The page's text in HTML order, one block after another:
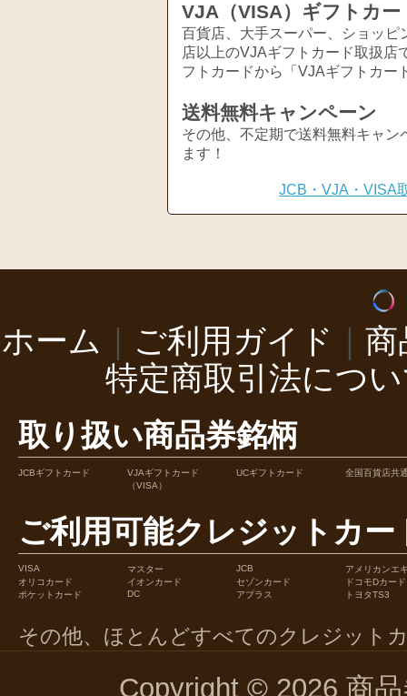
VJA（VISA）ギフトカー
百貨店、大手スーパー、ショッ
店以上のVJAギフトカード取扱店
フトカードから「VJAギフトカー
送料無料キャンペーン
その他、不定期で送料無料キャ
ます！
JCB・VJA・VISA
ホーム ご利用ガイド
商
特定商取引法につ
取り扱い商品券銘柄
JCBギフトカード
VJAギフトカード
（VISA）
UCギフトカード 全国百貨店共
ご利用可能クレジットカー
VISA マスター JCB
アメリカンエ
オリコカード
イオンカード セゾンカード
ドコモDカード
ポケットカード
DC アプラス トヨタTS3
その他、ほとんどすべてのクレジット
Copyright © 2026 商